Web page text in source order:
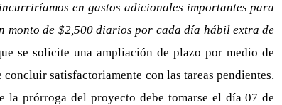
en gastos adicionales importantes para
monto de $2,500 diarios por cada día hábil extra de
se solicite una ampliación de plazo por medio de
satisfactoriamente con las tareas pendientes.
prórroga del proyecto debe tomarse el día 07 de